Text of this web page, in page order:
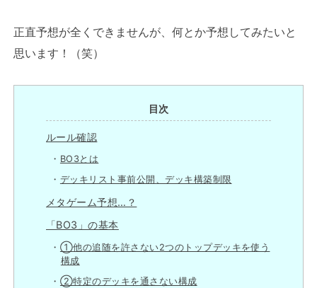
正直予想が全くできませんが、何とか予想してみたいと
思います！（笑）
目次
ルール確認
BO3とは
デッキリスト事前公開、デッキ構築制限
メタゲーム予想…？
「BO3」の基本
①他の追随を許さない2つのトップデッキを使う
構成
②特定のデッキを通さない構成